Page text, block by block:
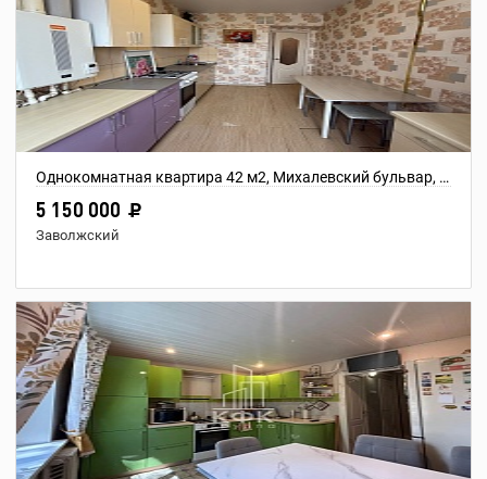
Однокомнатная квартира 42 м2, Михалевский бульвар, дом 11
5 150 000
Заволжский